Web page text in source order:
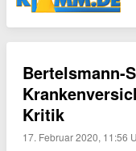
Bertelsmann-
Kritik
17. Februar 2020, 11:56